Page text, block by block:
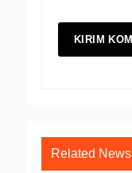
Related News